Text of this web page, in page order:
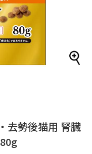
去勢後猫用 腎臓